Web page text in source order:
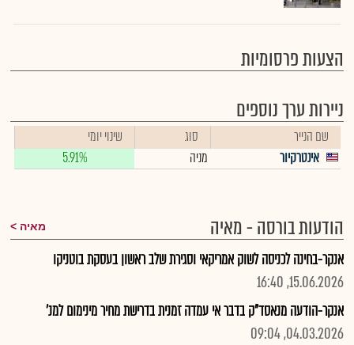
הצעות פרסומיות
ניירות ערך נוספים
שם הנייר סוג
שינוי יומי
אינטרקיור
מניה 5.91%
הודעות בורסה - מאיה מאיה
אנקר-בחינה לכניסה לשוק אמריקאי וסגירת שלב ראשון בעסקת בוטניקו
15.06.2026, 16:40
אנקר-הודעה מנאסד"ק בדבר אי עמדה זמנית בדרישת מחיר מינימום למנ'
04.03.2026, 09:04